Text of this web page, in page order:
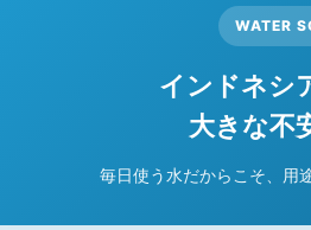
WATER
インドネシ
大きな不
毎日使う水だからこそ、用